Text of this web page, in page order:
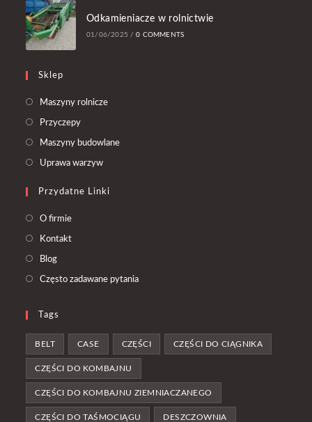
Odkamieniacze w rolnictwie
01/06/2025 / 0 COMMENTS
Sklep
Maszyny rolniczeOpens
PrzyczepyOpens
in
tab
Maszyny budowlaneOpens
Uprawa warzywOpens
a
Przydatne Linki
O firmie
Kontakt
Blog
Często zadawane pytania
Tags
BELT CASE CZĘŚCI CZĘŚCI DO CIĄGNIKA
CZĘŚCI DO KOMBAJNU
CZĘŚCI DO KOMBAJNU ZIEMNIACZANEGO
CZĘŚCI DO TAŚMOCIĄGU DESZCZOWNIA